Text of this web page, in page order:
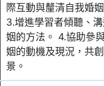
際互動與釐清自我婚
3.增進學習者傾聽、
姻的方法。 4.協助參
姻的動機及現況，共
景。